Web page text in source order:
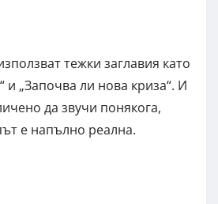
тежки заглавия като
и „Започва ли нова криза“. И
да звучи понякога,
е напълно реална.